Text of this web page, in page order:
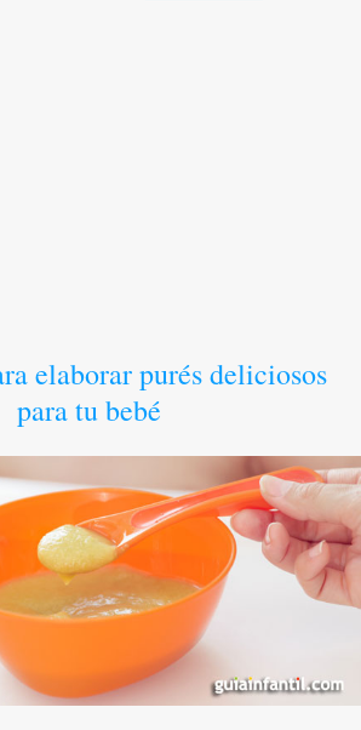
elaborar purés deliciosos
para tu bebé